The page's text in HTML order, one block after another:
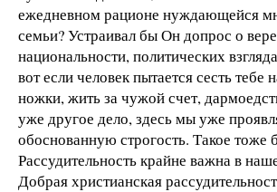
ежедневном рационе нуждающейся
семьи? Устраивал бы Он допрос о
национальности, политических
вот если человек пытается сесть
ножки, жить за чужой счет,
уже другое дело, здесь мы уже
обоснованную строгость. Такое тоже
Рассудительность крайне важна в
Добрая христианская